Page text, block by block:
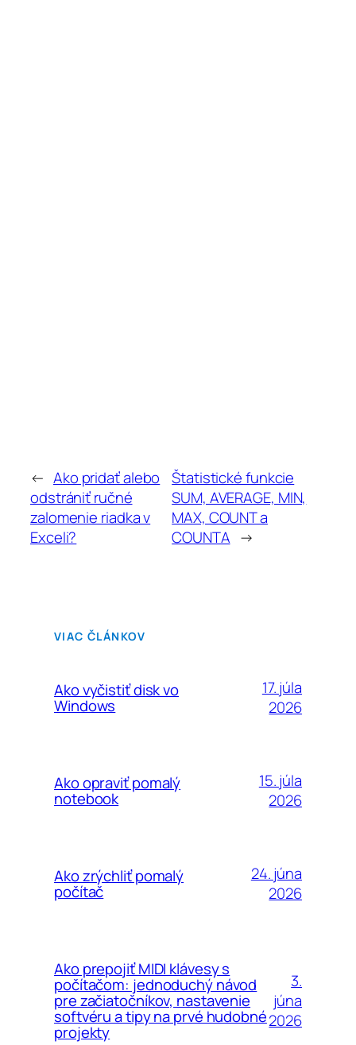
← Ako pridať alebo
odstrániť ručné
zalomenie riadka v
Exceli?
Štatistické funkcie
SUM, AVERAGE, MIN,
MAX, COUNT a
COUNTA →
VIAC ČLÁNKOV
Ako vyčistiť disk vo
Windows
17. júla
2026
Ako opraviť pomalý
notebook
15. júla
2026
Ako zrýchliť pomalý
počítač
24. júna
2026
Ako prepojiť MIDI klávesy s
počítačom: jednoduchý návod
pre začiatočníkov, nastavenie
softvéru a tipy na prvé hudobné
projekty
3.
júna
2026